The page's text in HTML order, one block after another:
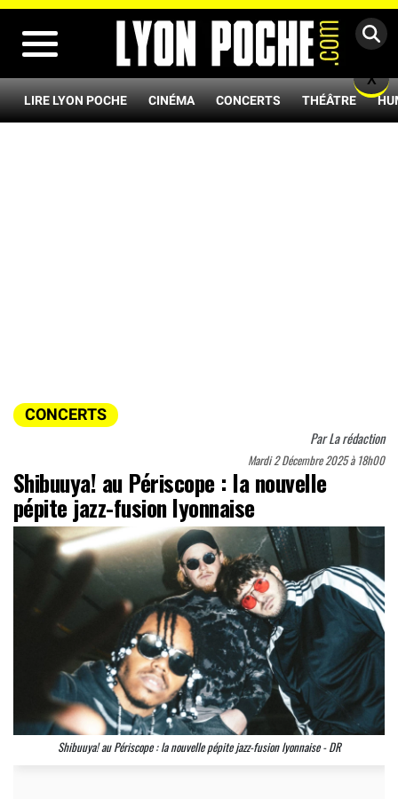
LIRE LYON POCHE CINÉMA CONCERTS THÉÂTRE
CONCERTS
ParLa rédaction
Mardi 2 Décembre 2025 à 18h00
Shibuuya! au Périscope : la nouvelle
pépite jazz-fusion lyonnaise
Shibuuya! au Périscope : la nouvelle pépite jazz-fusion lyonnaise - DR
X